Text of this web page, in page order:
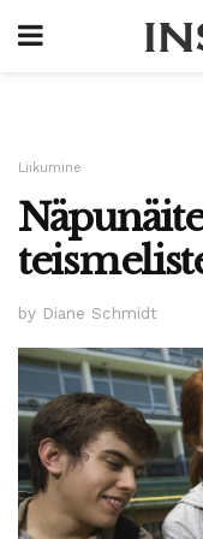
Liikumine
by Diane Schmidt